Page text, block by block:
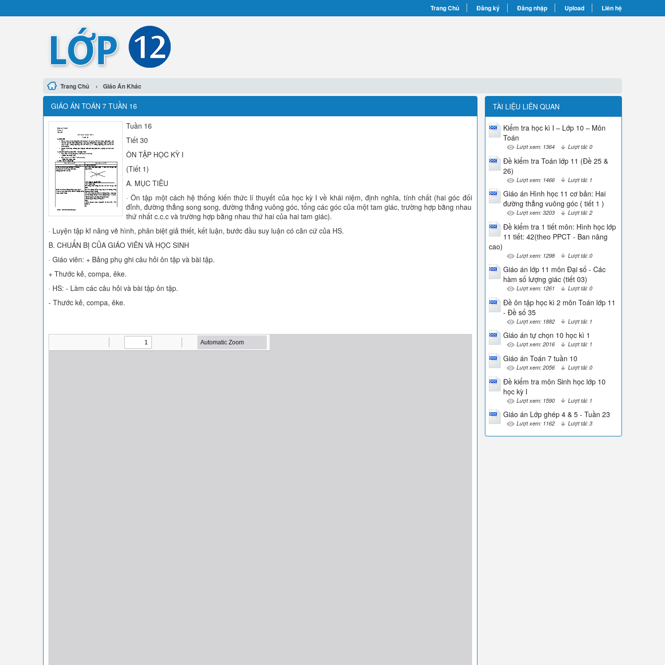
Trang Chủ Đăng ký Đăng nhập Upload Liên hệ
Trang Chủ › Giáo Án Khác
GIÁO ÁN TOÁN 7 TUẦN 16
Tuần 16
Tiết 30
ÔN TẬP HỌC KỲ I
(Tiết 1)
A. MỤC TIÊU
· Ôn tập một cách hệ thống kiến thức lí thuyết của học kỳ I về khái niệm, định nghĩa, tính chất (hai góc đối
đỉnh, đường thẳng song song, đường thẳng vuông góc, tổng các góc của một tam giác, trường hợp bằng nhau
thứ nhất c.c.c và trường hợp bằng nhau thứ hai của hai tam giác).
· Luyện tập kĩ năng vẽ hình, phân biệt giả thiết, kết luận, bước đầu suy luận có căn cứ của HS.
B. CHUẨN BỊ CỦA GIÁO VIÊN VÀ HỌC SINH
· Giáo viên: + Bảng phụ ghi câu hỏi ôn tập và bài tập.
+ Thước kẻ, compa, êke.
· HS: - Làm các câu hỏi và bài tập ôn tập.
- Thước kẻ, compa, êke.
TÀI LIỆU LIÊN QUAN
Kiểm tra học kì I – Lớp 10 – Môn
Toán
Lượt xem: 1364 Lượt tải: 0
Đề kiểm tra Toán lớp 11 (Đề 25 &
26)
Lượt xem: 1466 Lượt tải: 1
Giáo án Hình học 11 cơ bản: Hai
đường thẳng vuông góc ( tiết 1 )
Lượt xem: 3203 Lượt tải: 2
Đề kiểm tra 1 tiết môn: Hình học lớp
11 tiết: 42(theo PPCT - Ban nâng
cao)
Lượt xem: 1298 Lượt tải: 0
Giáo án lớp 11 môn Đại số - Các
hàm số lượng giác (tiết 03)
Lượt xem: 1261 Lượt tải: 0
Đề ôn tập học kì 2 môn Toán lớp 11
- Đề số 35
Lượt xem: 1882 Lượt tải: 1
Giáo án tự chọn 10 học kì 1
Lượt xem: 2016 Lượt tải: 1
Giáo án Toán 7 tuần 10
Lượt xem: 2056 Lượt tải: 0
Đề kiểm tra môn Sinh học lớp 10
học kỳ I
Lượt xem: 1590 Lượt tải: 1
Giáo án Lớp ghép 4 & 5 - Tuần 23
Lượt xem: 1162 Lượt tải: 3